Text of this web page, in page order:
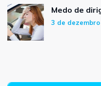
Medo de
3 de